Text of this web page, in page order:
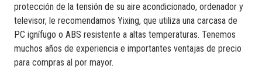
protección de la tensión de su aire acondicionado, ordenador y
televisor, le recomendamos Yixing, que utiliza una carcasa de
PC ignífugo o ABS resistente a altas temperaturas. Tenemos
muchos años de experiencia e importantes ventajas de precio
para compras al por mayor.